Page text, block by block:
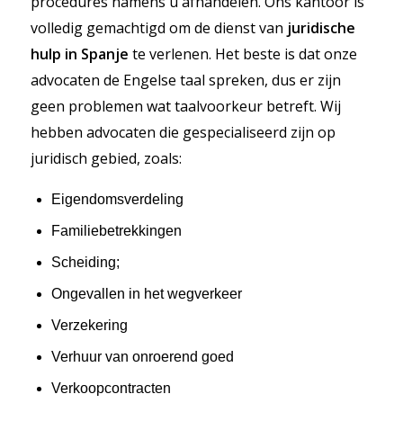
volledig gemachtigd om de dienst van juridische
hulp in Spanje te verlenen. Het beste is dat onze
advocaten de Engelse taal spreken, dus er zijn
geen problemen wat taalvoorkeur betreft. Wij
hebben advocaten die gespecialiseerd zijn op
juridisch gebied, zoals:
Eigendomsverdeling
Familiebetrekkingen
Scheiding;
Ongevallen in het wegverkeer
Verzekering
Verhuur van onroerend goed
Verkoopcontracten